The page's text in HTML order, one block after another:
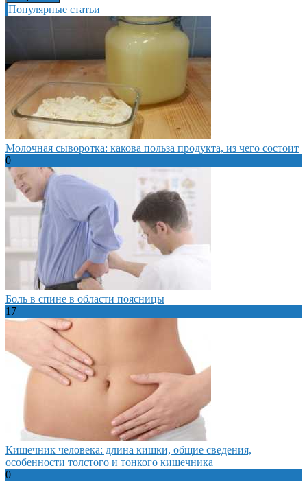
Популярные статьи
Молочная сыворотка: какова польза продукта, из чего состоит
0
Боль в спине в области поясницы
17
Кишечник человека: длина кишки, общие сведения,
особенности толстого и тонкого кишечника
0